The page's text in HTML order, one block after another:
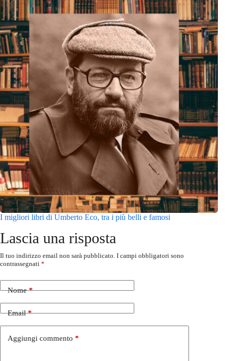
I migliori libri di Umberto Eco, tra i più belli e famosi
Lascia una risposta
Il tuo indirizzo email non sarà pubblicato. I campi obbligatori sono
contrassegnati *
Nome*
Email*
Aggiungi commento *